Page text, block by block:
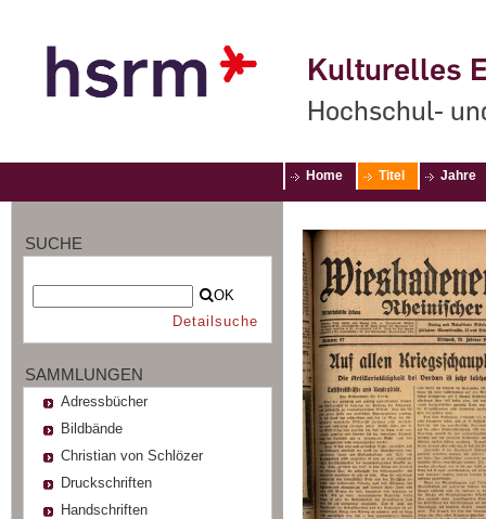
Kulturelles
Hochschul-
Home Titel Jahre
SUCHE
OK
Detailsuche
SAMMLUNGEN
Adressbücher
Bildbände
Christian von Schlözer
Druckschriften
Handschriften